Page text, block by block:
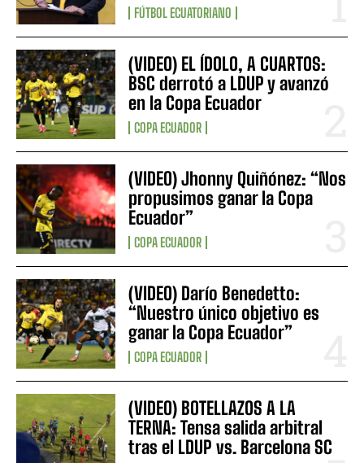
FÚTBOL ECUATORIANO
(VIDEO) EL ÍDOLO, A CUARTOS:
BSC derrotó a LDUP y avanzó
en la Copa Ecuador
COPA ECUADOR
(VIDEO) Jhonny Quiñónez: “Nos
propusimos ganar la Copa
Ecuador”
COPA ECUADOR
(VIDEO) Darío Benedetto:
“Nuestro único objetivo es
ganar la Copa Ecuador”
COPA ECUADOR
(VIDEO) BOTELLAZOS A LA
TERNA: Tensa salida arbitral
tras el LDUP vs. Barcelona SC